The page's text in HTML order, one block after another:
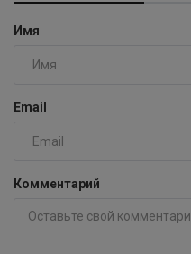
Имя
Email
Комментарий